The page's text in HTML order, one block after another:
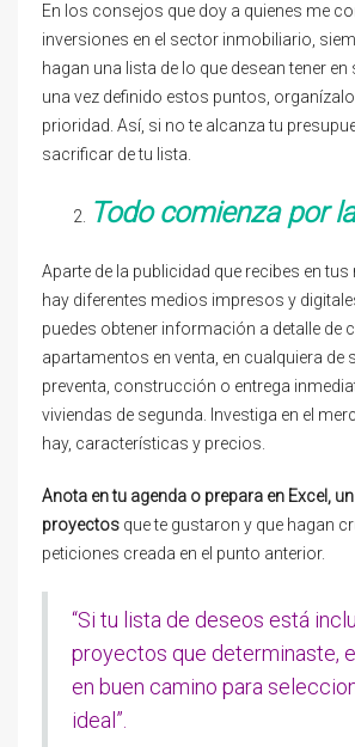
En los consejos que doy a quienes me
inversiones en el sector inmobiliario,
hagan una lista de lo que desean tener en
una vez definido estos puntos,
prioridad. Así, si no te alcanza tu
sacrificar de tu lista.
Todo comienza por
Aparte de la publicidad que recibes en tus
hay diferentes medios impresos y
puedes obtener información a detalle de
apartamentos en venta, en cualquiera de
preventa, construcción o entrega
viviendas de segunda. Investiga en el
hay, características y precios.
Anota en tu agenda o prepara en Excel,
proyectos que te gustaron y que hagan
peticiones creada en el punto anterior.
“Si tu lista de deseos está
proyectos que determinaste,
en buen camino para
ideal”.